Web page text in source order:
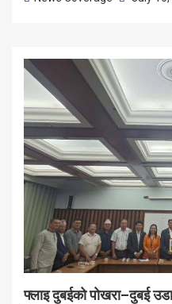
फ्लाइ दुबईको पोखरा–दुबई